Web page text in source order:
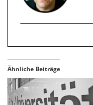
Ähnliche Beiträge